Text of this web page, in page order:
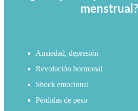
menstrual?
Ansiedad, depresión
Revolución hormonal
Shock emocional
Pérdidas de peso